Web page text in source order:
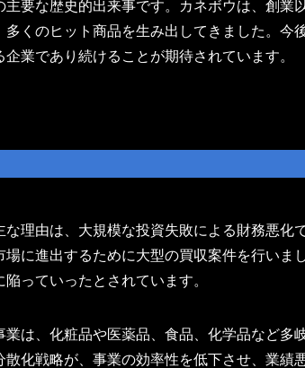
主要な歴史的出来事です。カネボウは、創業
多くのヒット商品を生み出してきました。今
業であり続けることが期待されています。
な理由は、大規模な投資失敗による財務悪化
場に進出するために大型の買収案件を行いま
っていったとされています。
業は、化粧品や医薬品、食品、化学品など多
散化戦略が、事業の効率性を低下させ、業績